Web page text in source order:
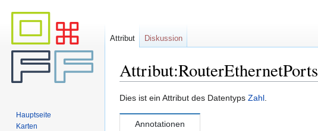
Attribut:RouterEthernetPorts
Zur
springen
Zur
springen
Dies ist ein Attribut des Datentyps Zahl.
Annotationen
Attribut Diskussion
Hauptseite
Karten